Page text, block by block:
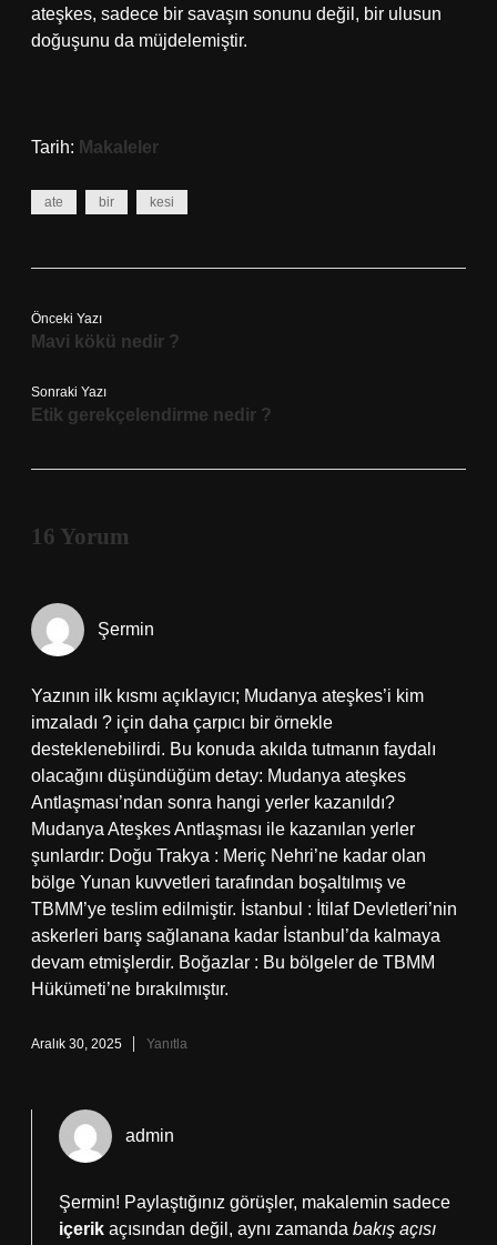
ateşkes, sadece bir savaşın sonunu değil, bir ulusun
doğuşunu da müjdelemiştir.
Tarih: Makaleler
ate bir kesi
Önceki Yazı
Mavi kökü nedir ?
Sonraki Yazı
Etik gerekçelendirme nedir ?
16 Yorum
Şermin
Yazının ilk kısmı açıklayıcı; Mudanya ateşkes’i kim
imzaladı ? için daha çarpıcı bir örnekle
desteklenebilirdi. Bu konuda akılda tutmanın faydalı
olacağını düşündüğüm detay: Mudanya ateşkes
Antlaşması’ndan sonra hangi yerler kazanıldı?
Mudanya Ateşkes Antlaşması ile kazanılan yerler
şunlardır: Doğu Trakya : Meriç Nehri’ne kadar olan
bölge Yunan kuvvetleri tarafından boşaltılmış ve
TBMM’ye teslim edilmiştir. İstanbul : İtilaf Devletleri’nin
askerleri barış sağlanana kadar İstanbul’da kalmaya
devam etmişlerdir. Boğazlar : Bu bölgeler de TBMM
Hükümeti’ne bırakılmıştır.
Aralık 30, 2025 Yanıtla
admin
Şermin! Paylaştığınız görüşler, makalemin sadece
içerik açısından değil, aynı zamanda bakış açısı